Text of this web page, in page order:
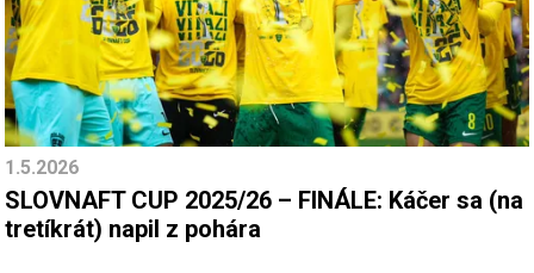
1.5.2026
SLOVNAFT CUP 2025/26 – FINÁLE: Káčer sa (na
tretíkrát) napil z pohára